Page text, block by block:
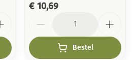
€ 10,69
Bestel